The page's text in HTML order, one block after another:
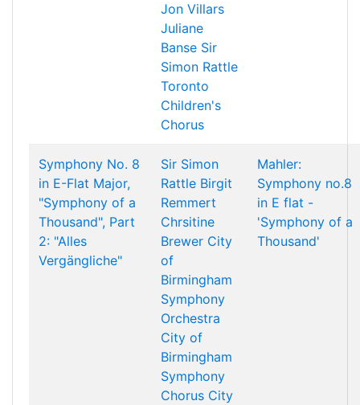
Jon Villars
Juliane
Banse Sir
Simon Rattle
Toronto
Children's
Chorus
Symphony No. 8
in E-Flat Major,
"Symphony of a
Thousand", Part
2: "Alles
Vergängliche"
Sir Simon
Rattle Birgit
Remmert
Chrsitine
Brewer City
of
Birmingham
Symphony
Orchestra
City of
Birmingham
Symphony
Chorus City
Mahler:
Symphony no.8
in E flat -
'Symphony of a
Thousand'